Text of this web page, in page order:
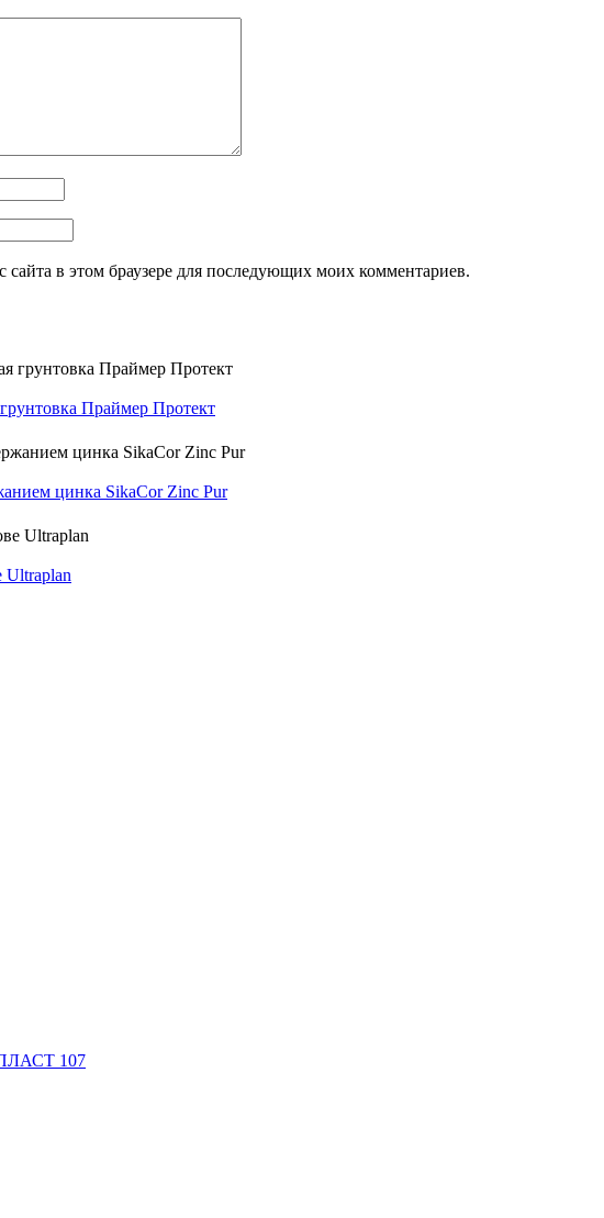
сайта в этом браузере для последующих моих комментариев.
Праймер Протект
цинка SikaCor Zinc Pur
Ultraplan
107